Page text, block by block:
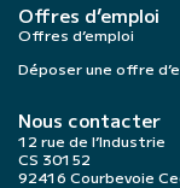
Offres d’emploi
Offres d’emploi
Déposer une offre
Nous contacter
12 rue de l’Industrie
CS 30152
92416 Courbevoie